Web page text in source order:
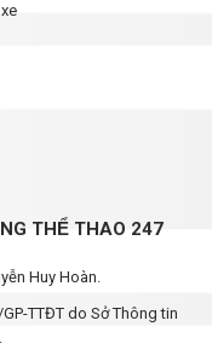
THỂ THAO 247
Huy Hoàn.
TTĐT do Sở Thông tin